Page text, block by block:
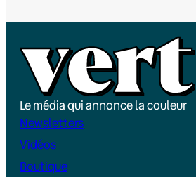
Le média qui annonce la couleur
Newsletters
Vidéos
Boutique